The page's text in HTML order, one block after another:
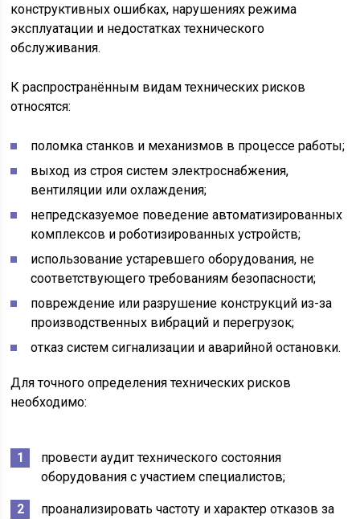
конструктивных ошибках, нарушениях режима
эксплуатации и недостатках технического
обслуживания.
К распространённым видам технических рисков
относятся:
поломка станков и механизмов в процессе работы;
выход из строя систем электроснабжения,
вентиляции или охлаждения;
непредсказуемое поведение автоматизированных
комплексов и роботизированных устройств;
использование устаревшего оборудования, не
соответствующего требованиям безопасности;
повреждение или разрушение конструкций из-за
производственных вибраций и перегрузок;
отказ систем сигнализации и аварийной остановки.
Для точного определения технических рисков
необходимо:
провести аудит технического состояния
оборудования с участием специалистов;
проанализировать частоту и характер отказов за